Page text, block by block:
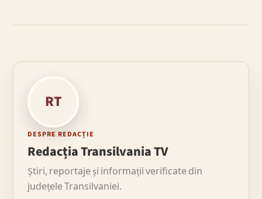
RT
DESPRE REDACȚIE
Redacția Transilvania TV
Știri, reportaje și informații verificate din
județele Transilvaniei.